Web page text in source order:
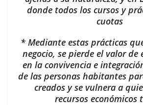
donde todos los cursos y
cuotas
* Mediante estas prácticas
negocio, se pierde el valor de
en la convivencia e
de las personas habitantes
creados y se vulnera a
recursos económicos